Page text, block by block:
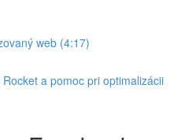
web (4:17)
a pomoc pri optimalizácii